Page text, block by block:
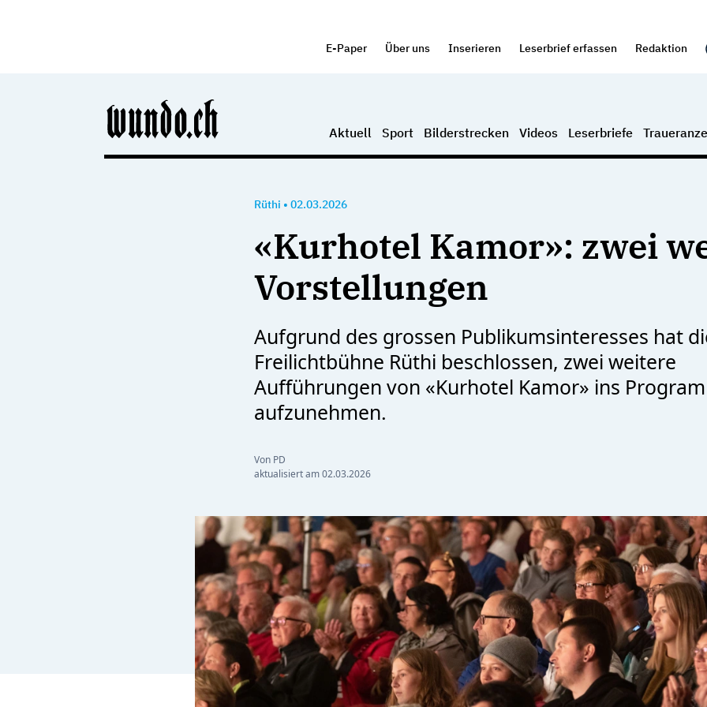
E-Paper Über uns Inserieren Leserbrief erfassen Redaktion
Aktuell Sport Bilderstrecken Videos Leserbriefe
Rüthi • 02.03.2026
«Kurhotel Kamor»: zwei
Vorstellungen
Aufgrund des grossen Publikumsinteresses hat
Freilichtbühne Rüthi beschlossen, zwei weitere
Aufführungen von «Kurhotel Kamor» ins
aufzunehmen.
Von PD
aktualisiert am02.03.2026